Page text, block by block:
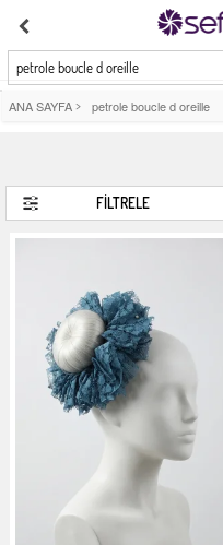
petrole boucle d oreille
ANA SAYFA > petrole boucle d oreille
FİLTRELE